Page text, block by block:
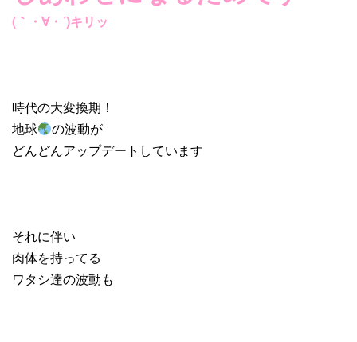
(｀・∀・´)キリッ
時代の大変換期！
地球
の波動が
どんどんアップデートしています
それに伴い
肉体を持ってる
ワタシ達の波動も